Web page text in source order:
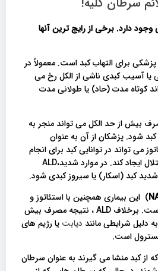
وجود دارد. برخی از رایج ترین آنها
برای التهاب کبد است. معمولاً در
آسیب کبدی ناشی از الکل رخ می
کوتاه مدت (حاد) یا طولانی مدت
بیش از حد الکل می تواند منجر به
شود. پزشکان از آن به عنوان
می تواند در توانایی کبد برای انجام
عملکردهای حیاتی خود اختلال ایجاد کند. در موارد شدید،ALD
کبد (اسکار) یا سیروز کبدی شود.
) این بیماری همچنین با استئاتوز و
اختلال عملکرد کبد همراه است. برخلاف ALD ، نتیجه مصرف بیش
دلیل شرایطی مانند دیابت یا رژیم های
است.
از کبد منشا می گیرند به عنوان سرطان